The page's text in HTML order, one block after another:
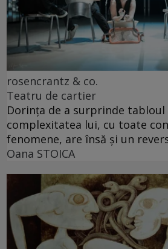
rosencrantz & co.
Teatru de cartier
Dorința de a surprinde tabloul
complexitatea lui, cu toate
fenomene, are însă și un
Oana STOICA